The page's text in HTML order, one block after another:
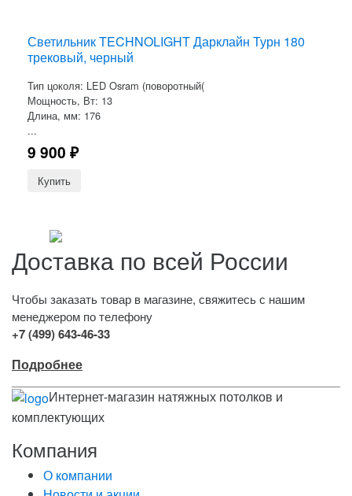
Светильник TECHNOLIGHT Дарклайн Турн 180
трековый, черный
Тип цоколя: LED Osram (поворотный(
Мощность, Вт: 13
Длина, мм: 176
...
9 900 ₽
Доставка по всей России
Чтобы заказать товар в магазине, свяжитесь с нашим
менеджером по телефону
+7 (499) 643-46-33
Подробнее
Интернет-магазин натяжных потолков и
комплектующих
Компания
О компании